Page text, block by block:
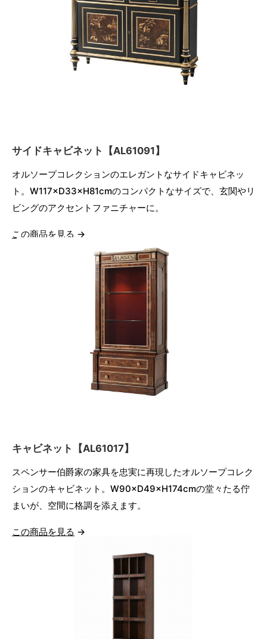
サイドキャビネット【AL61091】
オルソープコレクションのエレガントなサイドキャビネッ
ト。W117×D33×H81cmのコンパクトなサイズで、玄関やリ
ビングのアクセントファニチャーに。
この商品を見る →
キャビネット【AL61017】
スペンサー伯爵家の家具を忠実に再現したオルソープコレク
ションのキャビネット。W90×D49×H174cmの堂々たる佇
まいが、空間に格調を添えます。
この商品を見る →